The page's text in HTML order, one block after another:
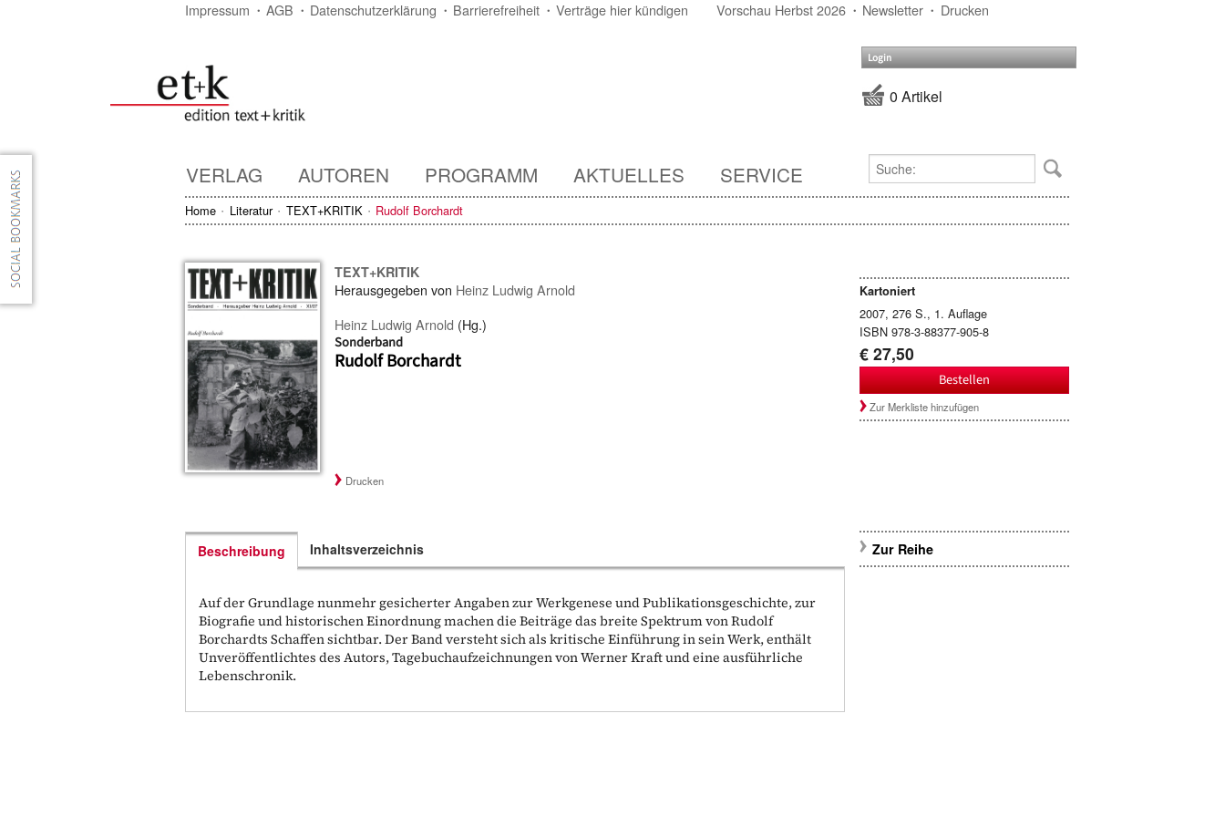
Impressum AGB Datenschutzerklärung Barrierefreiheit Verträge hier kündigen Vorschau Herbst 2026 Newsletter Drucken
Login
0 Artikel
VERLAG AUTOREN PROGRAMM AKTUELLES SERVICE
Home Literatur TEXT+KRITIK Rudolf Borchardt
TEXT+KRITIK
Herausgegeben von Heinz Ludwig Arnold
Heinz Ludwig Arnold (Hg.)
Sonderband
Rudolf Borchardt
Kartoniert
2007, 276 S., 1. Auflage
ISBN 978-3-88377-905-8
€ 27,50
Bestellen
Zur Merkliste hinzufügen
Drucken
Beschreibung
Auf der Grundlage nunmehr gesicherter Angaben zur Werkgenese und Publikationsgeschichte, zur
Biografie und historischen Einordnung machen die Beiträge das breite Spektrum von Rudolf
Borchardts Schaffen sichtbar. Der Band versteht sich als kritische Einführung in sein Werk, enthält
Unveröffentlichtes des Autors, Tagebuchaufzeichnungen von Werner Kraft und eine ausführliche
Lebenschronik.
Inhaltsverzeichnis Zur Reihe